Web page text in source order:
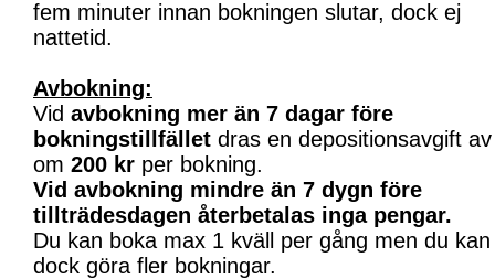
fem minuter innan bokningen slutar, dock ej
nattetid.
Avbokning:
Vid avbokning mer än 7 dagar före
bokningstillfället dras en depositionsavgift av
om 200 kr per bokning.
Vid avbokning mindre än 7 dygn före
tillträdesdagen återbetalas inga pengar.
Du kan boka max 1 kväll per gång men du kan
dock göra fler bokningar.